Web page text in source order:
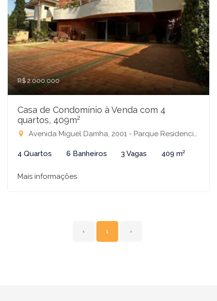
R$ 2.000.000
Casa de Condomínio à Venda com 4
quartos, 409m²
Avenida Miguel Damha, 2001 - Parque Residencial Damha III, São José do Rio Preto-SP
4 Quartos 6 Banheiros 3 Vagas 409 m²
Mais informações
‹ 1 ›